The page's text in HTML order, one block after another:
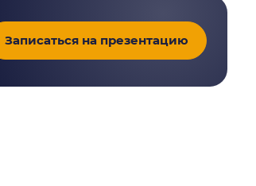
Записаться на презентацию